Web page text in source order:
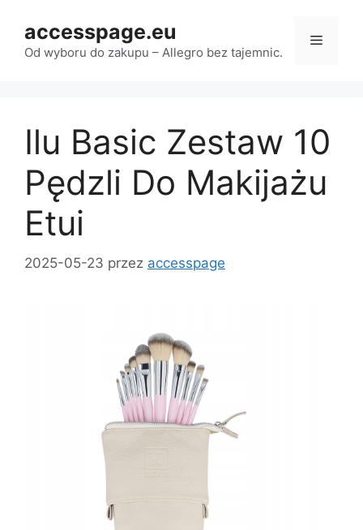
treści
accesspage.eu
Od wyboru do zakupu – Allegro bez tajemnic.
Menu
Ilu Basic Zestaw 10
Pędzli Do Makijażu
Etui
2025-05-23 przez accesspage